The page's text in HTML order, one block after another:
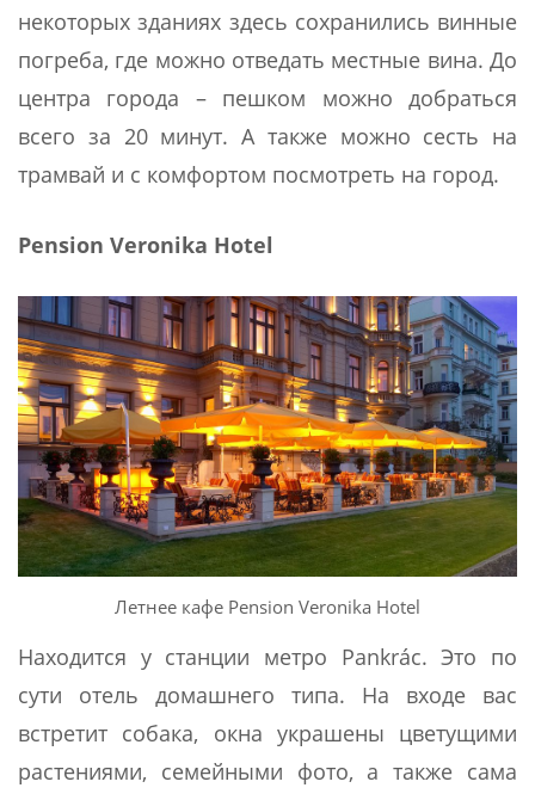
некоторых зданиях здесь сохранились винные
погреба, где можно отведать местные вина. До
центра города – пешком можно добраться
всего за 20 минут. А также можно сесть на
трамвай и с комфортом посмотреть на город.
Pension Veronika Hotel
Летнее кафе Pension Veronika Hotel
Находится у станции метро Pankrác. Это по
сути отель домашнего типа. На входе вас
встретит собака, окна украшены цветущими
растениями, семейными фото, а также сама